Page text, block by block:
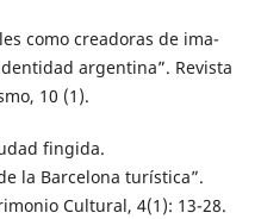
como creadoras de ima-
argentina”. Revista
10 (1).
fingida.
la Barcelona turística”.
Cultural, 4(1): 13-28.